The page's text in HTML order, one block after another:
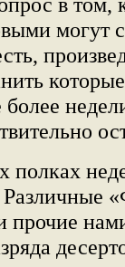
могут
полках
прочие